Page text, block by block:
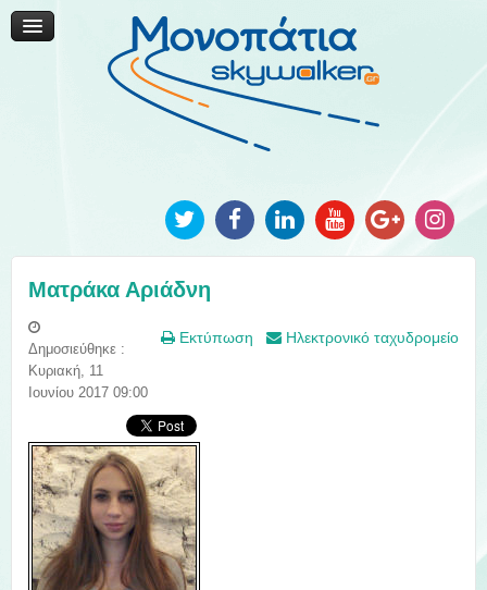
Μονοπάτια Καινοτομίας
Μονοπάτια Τοπικής Ανάπτυξης
Ανακοινώσεις
Φωτογραφίες
Ματράκα Αριάδνη
Εκτύπωση Ηλεκτρονικό ταχυδρομείο
Δημοσιεύθηκε :
Κυριακή, 11
Ιουνίου 2017 09:00